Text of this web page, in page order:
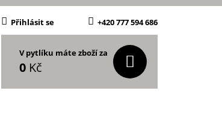
Přihlásit se +420 777 594 686
V pytlíku máte zboží za
0 Kč